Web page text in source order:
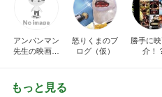
アンパンマン
先生の映画講
怒りくまのブ
ログ（仮）
勝手に
介！
もっと見る